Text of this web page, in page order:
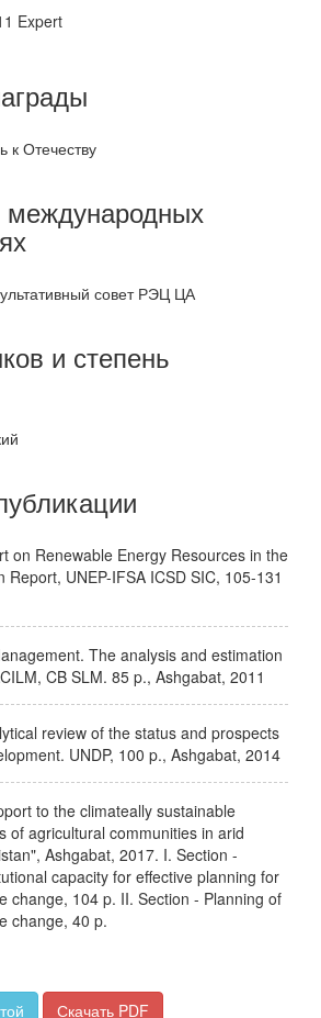
Expert
к Отечеству
международных
совет РЭЦ ЦА
и степень
on Renewable Energy Resources in the
Report, UNEP-IFSA ICSD SIC, 105-131
The analysis and estimation
CB SLM. 85 p., Ashgabat, 2011
review of the status and prospects
UNDP, 100 p., Ashgabat, 2014
to the climateally sustainable
of agricultural communities in arid
Ashgabat, 2017. I. Section -
capacity for effective planning for
change, 104 p. II. Section - Planning of
change, 40 p.
Скачать PDF